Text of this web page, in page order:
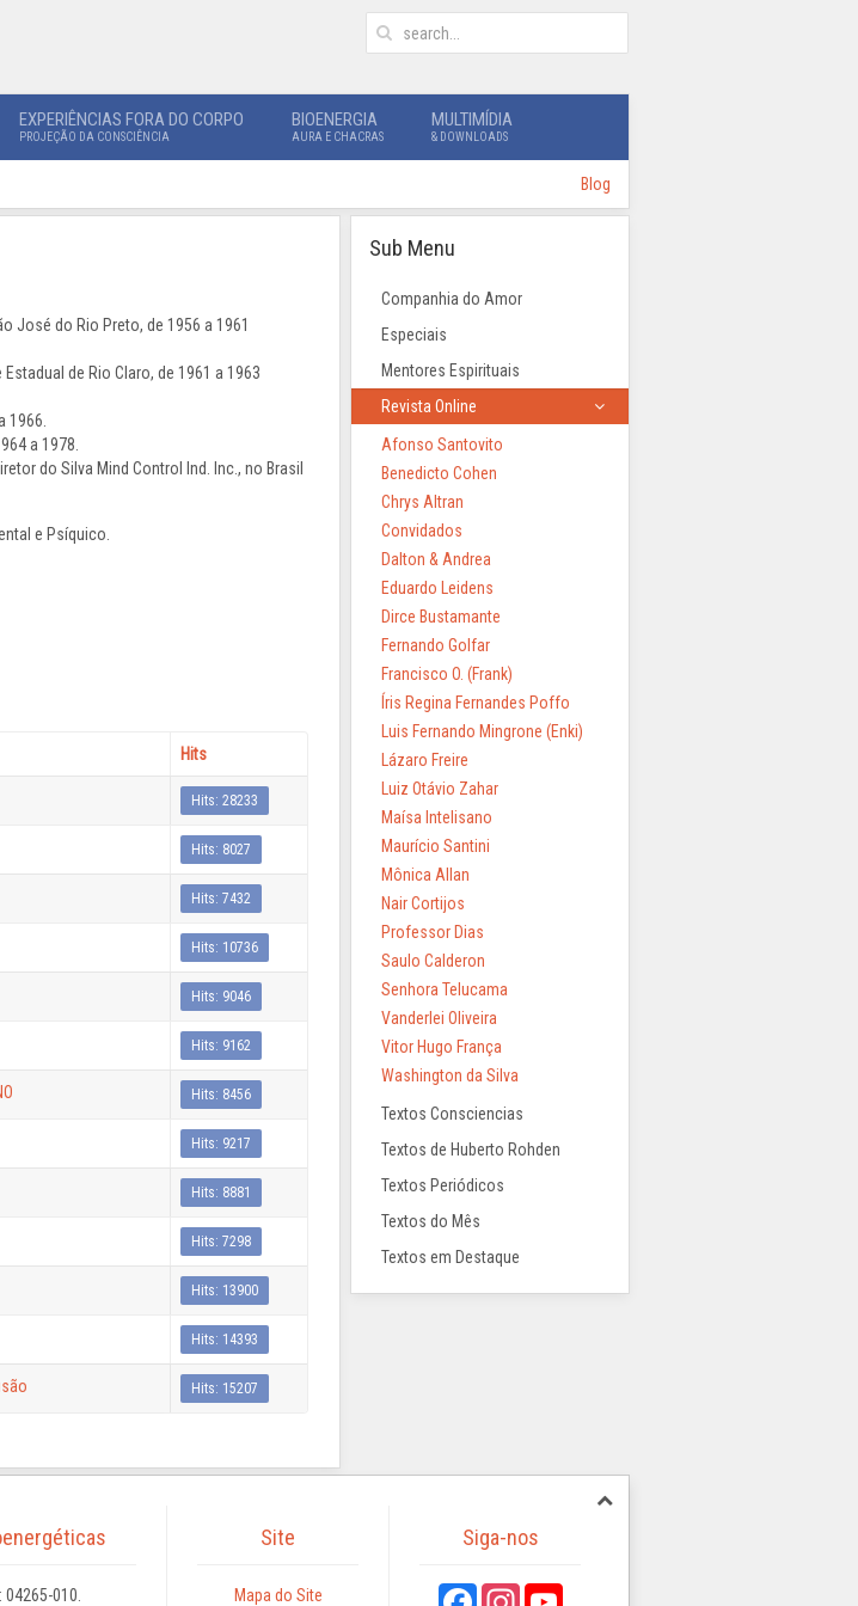
EXPERIÊNCIAS FORA DO CORPO
PROJEÇÃO DA CONSCIÊNCIA
BIOENERGIA
AURA E CHACRAS
MULTIMÍDIA
& DOWNLOADS
Blog
José do Rio Preto, de 1956 a 1961
de Rio Claro, de 1961 a 1963
1966.
a 1978.
do Silva Mind Control Ind. Inc., no Brasil
e Psíquico.
Hits
Hits: 28233
Hits: 8027
Hits: 7432
Hits: 10736
Hits: 9046
Hits: 9162
Hits: 8456
Hits: 9217
Hits: 8881
Hits: 7298
Hits: 13900
Hits: 14393
Hits: 15207
Sub Menu
Companhia do Amor
Especiais
Mentores Espirituais
Revista Online
Afonso Santovito
Benedicto Cohen
Chrys Altran
Convidados
Dalton & Andrea
Eduardo Leidens
Dirce Bustamante
Fernando Golfar
Francisco O. (Frank)
Íris Regina Fernandes Poffo
Luis Fernando Mingrone (Enki)
Lázaro Freire
Luiz Otávio Zahar
Maísa Intelisano
Maurício Santini
Mônica Allan
Nair Cortijos
Professor Dias
Saulo Calderon
Senhora Telucama
Vanderlei Oliveira
Vitor Hugo França
Washington da Silva
Textos Consciencias
Textos de Huberto Rohden
Textos Periódicos
Textos do Mês
Textos em Destaque
04265-010.
Site
Mapa do Site
Siga-nos